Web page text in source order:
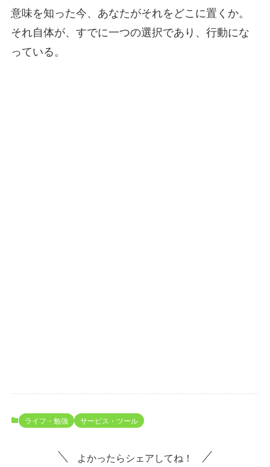
意味を知った今、あなたがそれをどこに置くか。
それ自体が、すでに一つの選択であり、行動にな
っている。
ライフ・勉強 サービス・ツール
よかったらシェアしてね！